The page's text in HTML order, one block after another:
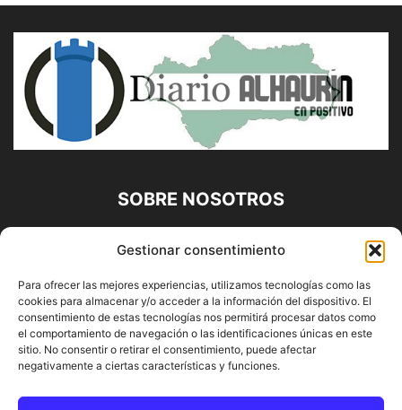
Gestionar consentimiento
Para ofrecer las mejores experiencias, utilizamos tecnologías como las
cookies para almacenar y/o acceder a la información del dispositivo. El
consentimiento de estas tecnologías nos permitirá procesar datos como
el comportamiento de navegación o las identificaciones únicas en este
sitio. No consentir o retirar el consentimiento, puede afectar
negativamente a ciertas características y funciones.
SOBRE NOSOTROS
Diario Alhaurín (www.alhaurindelatorre.com) Propiedad de
Francisco E. López López | 639 95 71 95 | Noticias de
Alhaurín de la Torre, Málaga y Provincia|
Contáctanos:info@alhaurindelatorre.com
SÍGUENOS